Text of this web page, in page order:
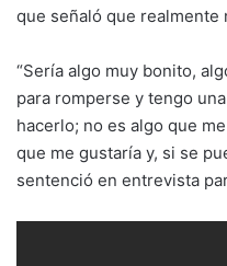
que señaló que realmente
“Sería algo muy bonito,
para romperse y tengo
hacerlo; no es algo que
que me gustaría y, si se
sentenció en entrevista